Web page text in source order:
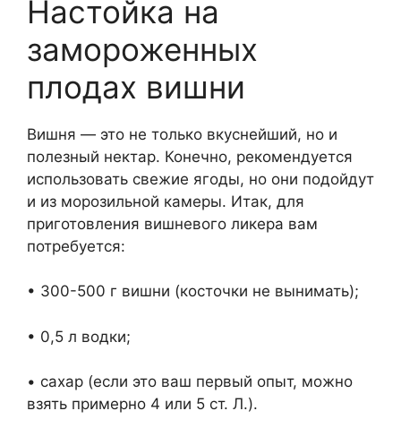
Настойка на
замороженных
плодах вишни
Вишня — это не только вкуснейший, но и
полезный нектар. Конечно, рекомендуется
использовать свежие ягоды, но они подойдут
и из морозильной камеры. Итак, для
приготовления вишневого ликера вам
потребуется:
• 300-500 г вишни (косточки не вынимать);
• 0,5 л водки;
• сахар (если это ваш первый опыт, можно
взять примерно 4 или 5 ст. Л.).